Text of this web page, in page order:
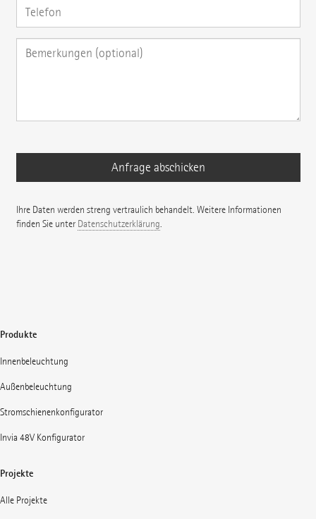
Ihre Daten werden streng vertraulich behandelt. Weitere Informationen
finden Sie unter Datenschutzerklärung.
Produkte
Innenbeleuchtung
Außenbeleuchtung
Stromschienenkonfigurator
Invia 48V Konfigurator
Projekte
Alle Projekte